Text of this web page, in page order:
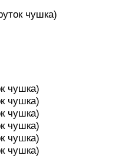
чушка)
чушка)
чушка)
чушка)
чушка)
чушка)
чушка)